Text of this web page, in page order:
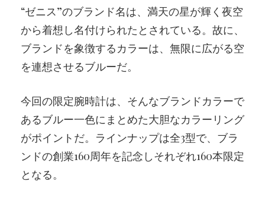
“ゼニス”のブランド名は、満天の星が輝く夜空
から着想し名付けられたとされている。故に、
ブランドを象徴するカラーは、無限に広がる空
を連想させるブルーだ。
今回の限定腕時計は、そんなブランドカラーで
あるブルー一色にまとめた大胆なカラーリング
がポイントだ。ラインナップは全3型で、ブラ
ンドの創業160周年を記念しそれぞれ160本限定
となる。